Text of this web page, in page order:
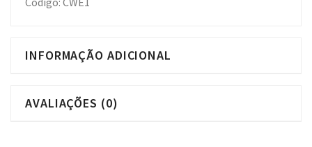
INFORMAÇÃO ADICIONAL
AVALIAÇÕES (0)